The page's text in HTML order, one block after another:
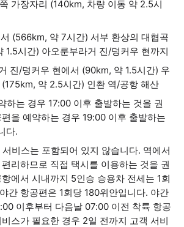
가장자리 (140km, 차량 이동 약 2.5시
(566km, 약 7시간) 서부 환상의 대협곡
1.5시간) 아오룬부라거 진/덩커우 현까지
진/덩커우 현에서 (90km, 약 1.5시간) 우
약 2.5시간) 인촨 역/공항 해산
하는 경우 17:00 이후 출발하는 것을 권
을 예약하는 경우 19:00 이후 출발하는
다.
비스는 포함되어 있지 않습니다. 역에서
리하므로 직접 택시를 이용하는 것을 권
에서 시내까지 5인승 승용차 전세는 1회
간 항공편은 1회당 180위안입니다. 야간
이후부터 다음날 07:00 이전 착륙 항공
스가 필요한 경우 2일 전까지 고객 서비